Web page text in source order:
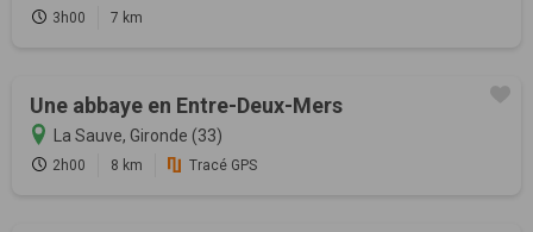
3h00 7 km
Une abbaye en Entre-Deux-Mers
La Sauve, Gironde (33)
2h00 8 km Tracé GPS